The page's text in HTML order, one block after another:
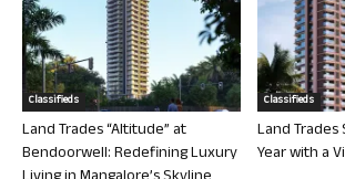
Classifieds
Land Trades “Altitude” at
Bendoorwell: Redefining Luxury
Classifieds
Land
Year with a